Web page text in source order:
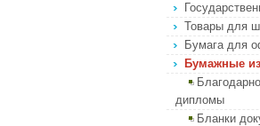
Товары для
Бумага для
Бумажные
дипломы
Бланки